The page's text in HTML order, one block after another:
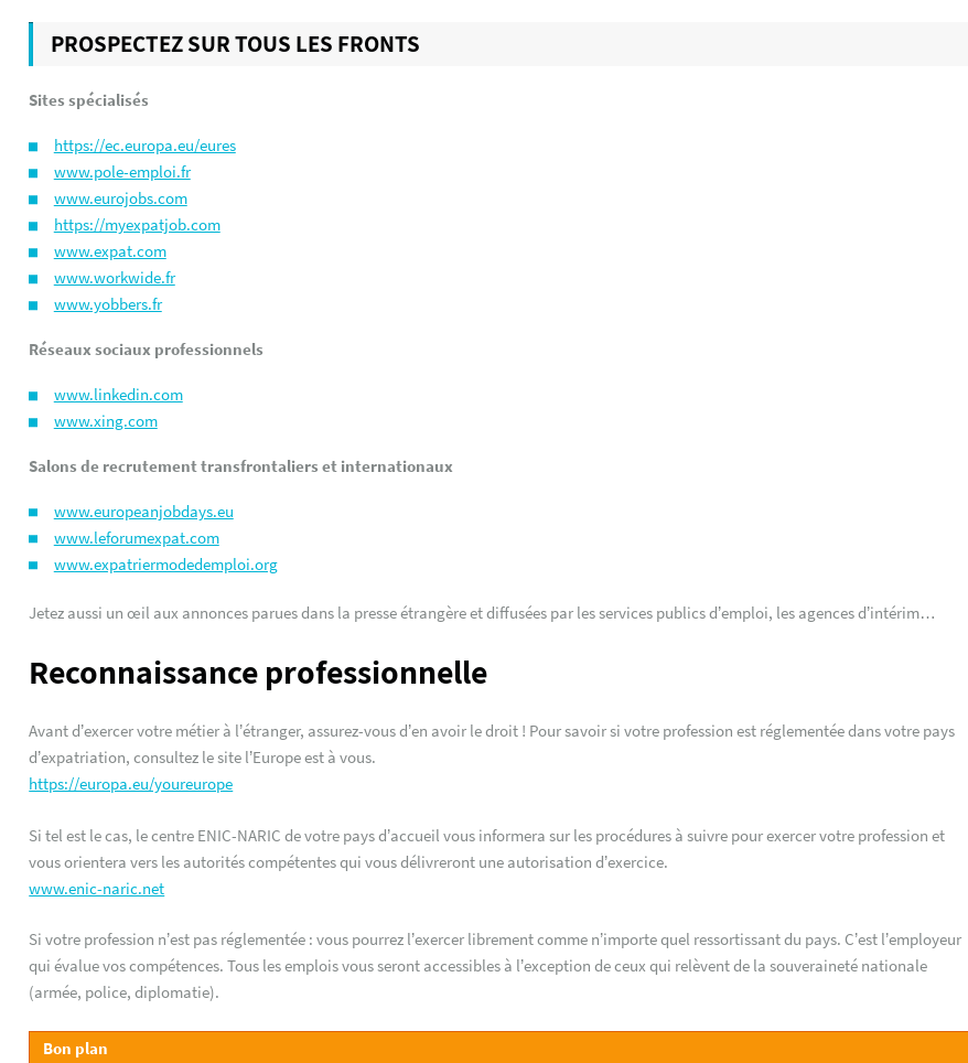
PROSPECTEZ SUR TOUS LES FRONTS
Sites spécialisés
https://ec.europa.eu/eures
www.pole-emploi.fr
www.eurojobs.com
https://myexpatjob.com
www.expat.com
www.workwide.fr
www.yobbers.fr
Réseaux sociaux professionnels
www.linkedin.com
www.xing.com
Salons de recrutement transfrontaliers et internationaux
www.europeanjobdays.eu
www.leforumexpat.com
www.expatriermodedemploi.org
Jetez aussi un œil aux annonces parues dans la presse étrangère et diffusées par les services publics d’emploi, les agences d’intérim…
Reconnaissance professionnelle
Avant d’exercer votre métier à l’étranger, assurez-vous d’en avoir le droit ! Pour savoir si votre profession est réglementée dans votre pays
d’expatriation, consultez le site l’Europe est à vous.
https://europa.eu/youreurope
Si tel est le cas, le centre ENIC-NARIC de votre pays d’accueil vous informera sur les procédures à suivre pour exercer votre profession et
vous orientera vers les autorités compétentes qui vous délivreront une autorisation d’exercice.
www.enic-naric.net
Si votre profession n’est pas réglementée : vous pourrez l’exercer librement comme n’importe quel ressortissant du pays. C’est l’employeur
qui évalue vos compétences. Tous les emplois vous seront accessibles à l’exception de ceux qui relèvent de la souveraineté nationale
(armée, police, diplomatie).
Bon plan